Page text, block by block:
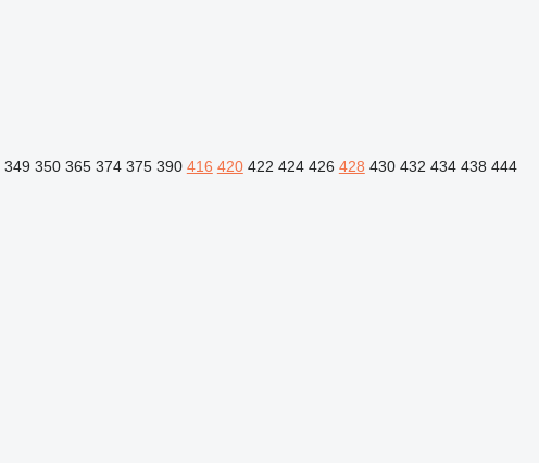
349 350 365 374 375 390 416 420 422 424 426 428 430 432 434 438 444